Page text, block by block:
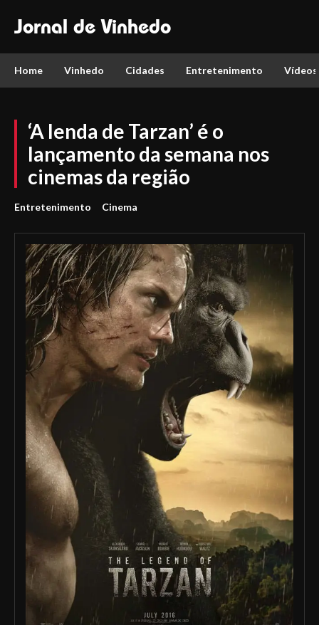
Jornal de Vinhedo
Home Vinhedo Cidades Entretenimento Vídeos
‘A lenda de Tarzan’ é o
lançamento da semana nos
cinemas da região
Entretenimento Cinema